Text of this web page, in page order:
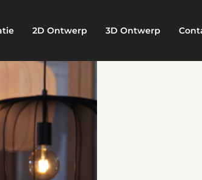
2D Ontwerp 3D Ontwerp